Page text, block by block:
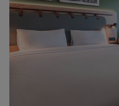
Hôtels Morschwiller-le-Bas
Hôtels Murigny